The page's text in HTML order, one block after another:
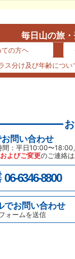
毎日山の旅
ての方ヘ
ス分け及び年齢につい
問い合わせ
間：平日10:00〜
よびご変更のご連絡は
06-6346-8800
でお問い合わせ
ォームを送信